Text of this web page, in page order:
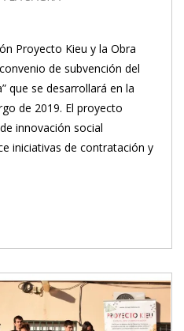
Proyecto Kieu y la Obra
de subvención del
que se desarrollará en la
de 2019. El proyecto
innovación social
iniciativas de contratación y